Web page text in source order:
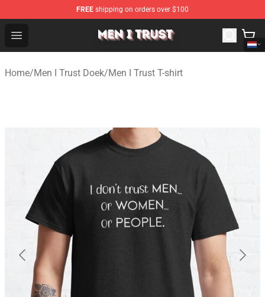
FREE shipping on orders over $100
Open menu
Men I Trust Shop - Official Men I Trust Merchandise Store
Home/Men I Trust Doek/Men I Trust T-shirt